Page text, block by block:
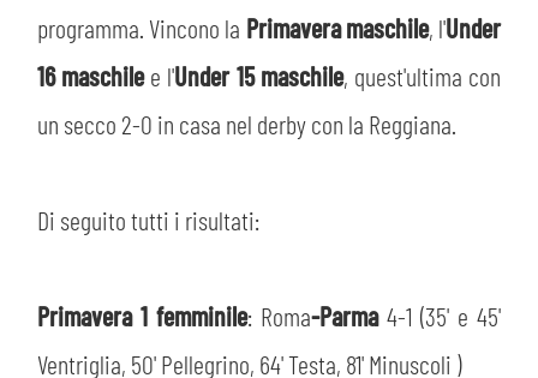
MUTTI TRAINING CENTER
LAVORA CON NOI
PLAY GREEN
ACADEMY
LEGENDS
programma. Vincono la Primavera maschile, l'Under
16 maschilee l'Under 15 maschile, quest'ultima con
un secco 2-0 in casa nel derby con la Reggiana.
Di seguito tutti i risultati:
Primavera 1 femminile: Roma-Parma 4-1 (35' e 45'
Ventriglia, 50' Pellegrino, 64' Testa, 81' Minuscoli )